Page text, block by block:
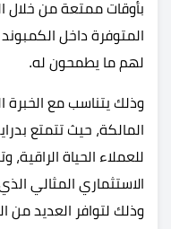
بأوقات ممتعة من خلال
المتوفرة داخل
لهم ما يطمحون له.
وذلك يتناسب مع الخبرة
المالكة، حيث تتمتع
للعملاء الحياة
الاستثماري المثالي
وذلك لتوافر العديد من